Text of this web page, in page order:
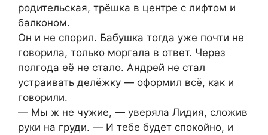
родительская, трёшка в центре с лифтом и
балконом.
Он и не спорил. Бабушка тогда уже почти не
говорила, только моргала в ответ. Через
полгода её не стало. Андрей не стал
устраивать делёжку — оформил всё, как и
говорили.
— Мы ж не чужие, — уверяла Лидия, сложив
руки на груди. — И тебе будет спокойно, и